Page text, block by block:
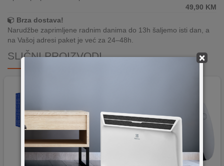
×
49,90 KM
Brza dostava!
Narudžbe zaprimljene radnim danima do 13h šaljemo isti dan, a
na Vašoj adresi paket je već za 24–48h.
SLIČNI PROIZVODI